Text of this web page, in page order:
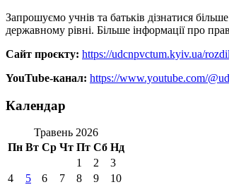
Запрошуємо учнів та батьків дізнатися
державному рівні. Більше інформації про
Сайт проєкту: https://udcnpvctum.kyiv.ua/
YouTube-канал: https://www.youtube.com/
Календар
Травень 2026
Пн Вт Ср Чт Пт Сб Нд
1
2
3
4
5 6 7 8 9
10